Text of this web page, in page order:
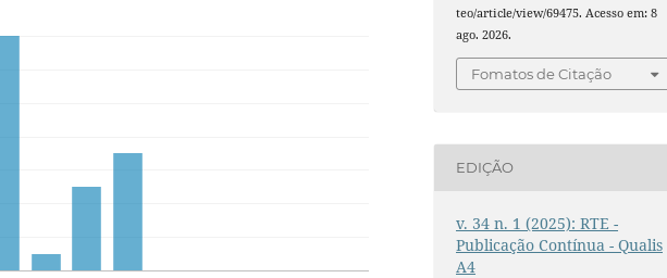
teo/article/view/69475. Acesso em: 8
ago. 2026.
Fomatos de Citação
EDIÇÃO
v. 34 n. 1 (2025): RTE -
Publicação Contínua - Qualis
A4